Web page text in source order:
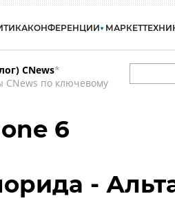
КОНФЕРЕНЦИИ МАРКЕТ
CNews*
CNews по ключевому
6
-